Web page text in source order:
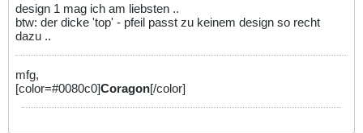
design 1 mag ich am liebsten ..
btw: der dicke 'top' - pfeil passt zu keinem design so recht
dazu ..
mfg,
[color=#0080c0]Coragon[/color]